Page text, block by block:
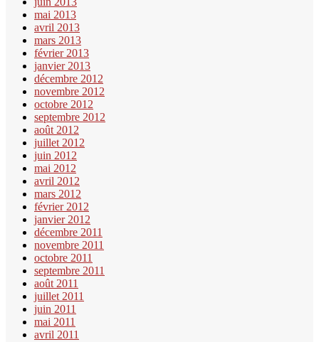
mai 2013
avril 2013
mars 2013
février 2013
janvier 2013
décembre 2012
novembre 2012
octobre 2012
septembre 2012
août 2012
juillet 2012
juin 2012
mai 2012
avril 2012
mars 2012
février 2012
janvier 2012
décembre 2011
novembre 2011
octobre 2011
septembre 2011
août 2011
juillet 2011
juin 2011
mai 2011
avril 2011